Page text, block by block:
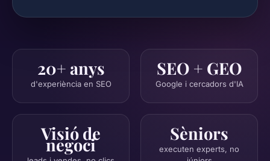
20+ anys
d'experiència en SEO
SEO + GEO
Google i cercadors d'IA
Visió de
negoci
Sèniors
executen experts, no